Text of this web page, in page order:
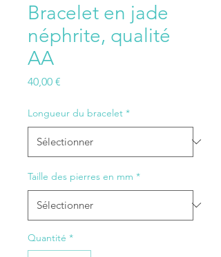
Bracelet en jade
néphrite, qualité
AA
40,00 €
Longueur du bracelet *
Taille des pierres en mm *
Quantité *